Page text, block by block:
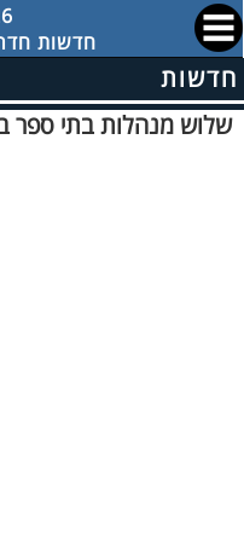
חדשות
חדשות
שלוש מנהלות בתי ספר